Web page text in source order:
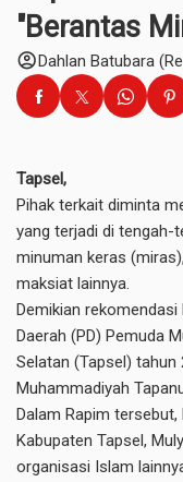
"Berantas
account_circleDahlan Batubara
Tapsel,
Pihak terkait diminta
yang terjadi di tengah-
minuman keras
maksiat lainnya.
Demikian rekomendasi
Daerah (PD) Pemuda
Selatan (Tapsel) tahun
Muhammadiyah
Dalam Rapim
Kabupaten Tapsel,
organisasi Islam